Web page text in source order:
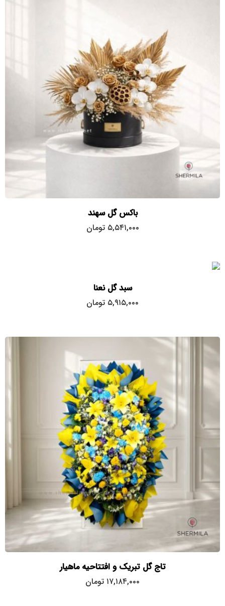
باکس گل سهند
۵,۵۴۱,۰۰۰ تومان
سبد گل نعنا
۵,۹۱۵,۰۰۰ تومان
تاج گل تبریک و افتتاحیه ماهیار
۱۷,۱۸۴,۰۰۰ تومان